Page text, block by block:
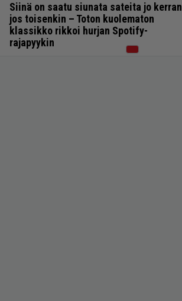
Siinä on saatu siunata sateita jo kerran
jos toisenkin – Toton kuolematon
klassikko rikkoi hurjan Spotify-
rajapyykin